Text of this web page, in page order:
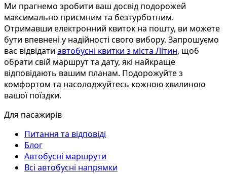
Ми прагнемо зробити ваш досвід подорожей
максимально приємним та безтурботним.
Отримавши електронний квиток на пошту, ви можете
бути впевнені у надійності свого вибору. Запрошуємо
вас відвідати автобусні квитки з міста Літин, щоб
обрати свій маршрут та дату, які найкраще
відповідають вашим планам. Подорожуйте з
комфортом та насолоджуйтесь кожною хвилиною
вашої поїздки.
Для пасажирів
Питання та відповіді
Блог
Автобусні маршрути
Всі автобусні напрямки